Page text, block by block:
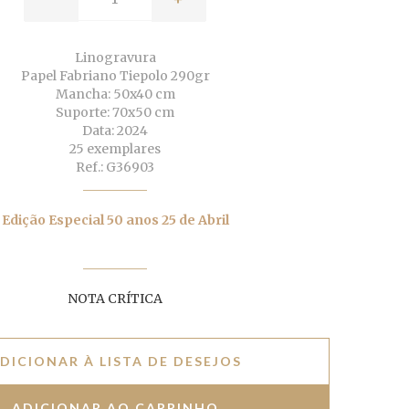
Linogravura
Papel Fabriano Tiepolo 290gr
Mancha: 50x40 cm
Suporte: 70x50 cm
Data: 2024
25 exemplares
Ref.: G36903
Edição Especial 50 anos 25 de Abril
NOTA CRÍTICA
À LISTA DE DESEJOS